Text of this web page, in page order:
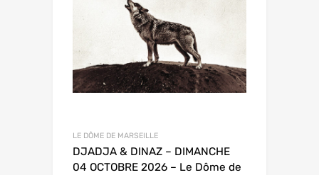
LE DÔME DE MARSEILLE
DJADJA & DINAZ – DIMANCHE
04 OCTOBRE 2026 – Le Dôme de